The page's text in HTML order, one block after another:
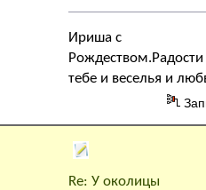
Ириша с
Рождеством.Радости
тебе и веселья и
Re: У околицы